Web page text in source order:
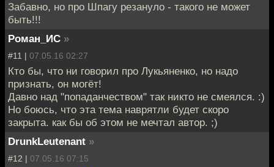
Забавно, но про Шпагу резануло - такого не может
быть!!!
Роман_ИС »
#11 | 07.05.16 02:27
Кто бы, что ни говорил про Лукьяненко, но надо
признать, он могёт!
Давно над "попаданчеством" так никто не смеялся. :)
Но боюсь, что эта тема наврятли будет скоро
закрыта. как бы об этом не мечтал автор. ;)
DrunkLeutenant »
#12 | 07.05.16 07:15